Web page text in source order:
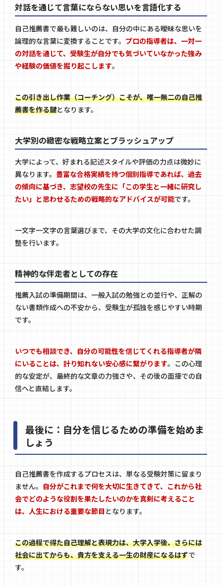
対話を通じて言葉にならない思いを言語化する
自己推薦書で最も難しいのは、自分の中にある曖昧な思いを
論理的な言葉に変換することです。 プロの指導者は、一対一
の対話を通じて、受験生が自分でも気づいていなかった強み
や経験の価値を掘り起こします。
この引き出し作業（コーチング）こそが、唯一無二の自己推
薦書を作る鍵となります。
大学別の緻密な戦略立案とブラッシュアップ
大学によって、好まれる記述スタイルや評価の力点は微妙に
異なります。 豊富な合格実績を持つ個別指導であれば、過去
の傾向に基づき、志望校の先生に「この学生と一緒に研究し
たい」と思わせるための戦略的なアドバイスが可能です。
一文字一文字の言葉選びまで、その大学の文化に合わせた調
整を行います。
精神的な伴走者としての存在
推薦入試の準備期間は、一般入試の勉強との並行や、正解の
ない書類作成への不安から、受験生が孤独を感じやすい時期
です。
いつでも相談でき、自分の可能性を信じてくれる指導者が隣
にいることは、計り知れない安心感に繋がります。この心理
的な安定が、最終的な文章の力強さや、その後の面接での自
信へと直結します。
最後に：自分を信じるための準備を始めま
しょう
自己推薦書を作成するプロセスは、単なる受験対策に留まり
ません。 自分がこれまで何を大切に生きてきて、これから社
会でどのような役割を果たしたいのかを真剣に考えること
は、人生における重要な節目 となります。
この過程で得た自己理解と表現力は、大学入学後、さらには
社会に出てからも、貴方を支える一生の財産になるはずで
す。